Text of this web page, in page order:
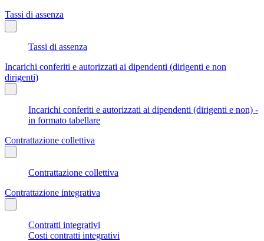
Tassi di assenza
Tassi di assenza
Incarichi conferiti e autorizzati ai dipendenti (dirigenti e non
dirigenti)
Incarichi conferiti e autorizzati ai dipendenti (dirigenti e non) -
in formato tabellare
Contrattazione collettiva
Contrattazione collettiva
Contrattazione integrativa
Contratti integrativi
Costi contratti integrativi